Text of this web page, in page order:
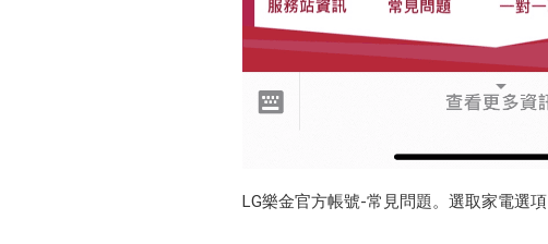
LG樂金官方帳號-常見問題。選取家電選項